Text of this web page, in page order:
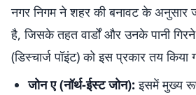
नगर निगम ने शहर की बनावट के अनुसार
है, जिसके तहत वार्डों और उनके पानी
(डिस्चार्ज पॉइंट) को इस प्रकार तय किया
जोन ए (नॉर्थ-ईस्ट जोन): इसमें मुख्य